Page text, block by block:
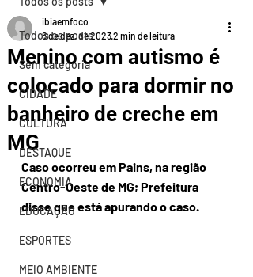
Todos os posts
Sem categoria
CIDADE
CULTURA
DESTAQUE
ECONOMIA
EDUCAÇÃO
ESPORTES
MEIO AMBIENTE
Menino com autismo é
colocado para dormir no
banheiro de creche em
MG
ibiaemfoco
8 de dez. de 20232 min de leitura
Caso ocorreu em Pains, na região
Centro-Oeste de MG; Prefeitura
disse que está apurando o caso.